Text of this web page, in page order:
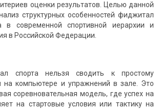
оценки результатов. Целью данной
структурных особенностей фиджитал
в современной спортивной иерархии и
в Российской Федерации.
спорта нельзя сводить к простому
на компьютере и упражнений в зале. Это
соревновательная модель, где успех на
на стартовые условия или тактику на